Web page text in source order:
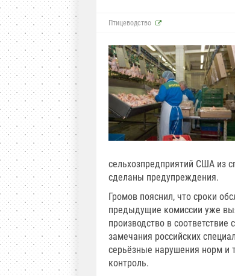
Птицеводство
сельхозпредприятий США из
сделаны предупреждения.
Громов пояснил, что сроки
предыдущие комиссии уже
производство в
замечания российских
серьёзные нарушения норм и
контроль.